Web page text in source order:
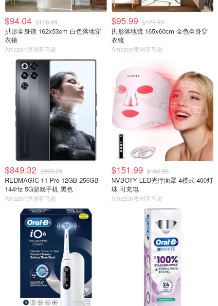
$94.04 $128.99
拱形全身镜 162x53cm 白色落地穿
衣镜
Amazon澳洲亚马逊
$95.99 $129.99
拱形落地镜 165x60cm 金色全身穿
衣镜
Amazon澳洲亚马逊
$849.32 $999.20
REDMAGIC 11 Pro 12GB 256GB
144Hz 5G游戏手机 黑色
Amazon澳洲亚马逊
$151.99 $188.99
NVBOTY LED光疗面罩 4模式 400灯
珠 可充电
Amazon澳洲亚马逊